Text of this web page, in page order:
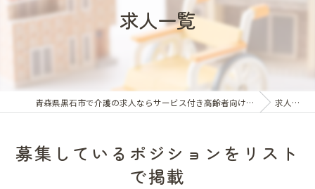
求人一覧
青森県黒石市で介護の求人ならサービス付き高齢者向け住宅ひまわりハウス 求人一覧
募集しているポジションをリスト
で掲載